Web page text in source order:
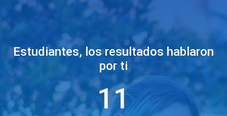
Estudiantes, los resultados hablaron
por ti
11